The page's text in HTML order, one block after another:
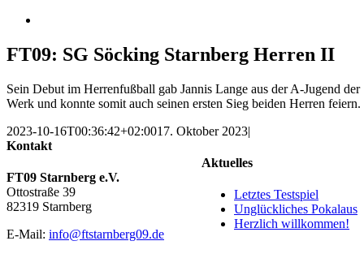
FT09: SG Söcking Starnberg Herren II
Sein Debut im Herrenfußball gab Jannis Lange aus der A-Jugend
Werk und konnte somit auch seinen ersten Sieg beiden Herren feiern.
2023-10-16T00:36:42+02:0017. Oktober 2023|
Aktuelles
Letztes Testspiel
Unglückliches Pokalaus
Herzlich willkommen!
Kontakt
FT09 Starnberg e.V.
Ottostraße 39
82319 Starnberg
E-Mail: info@ftstarnberg09.de